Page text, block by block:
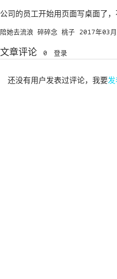
公司的员工开始用页面写桌面了
陪她去流浪 碎碎念 桃子 2017年03
文章评论 0 登录
还没有用户发表过评论，我要发